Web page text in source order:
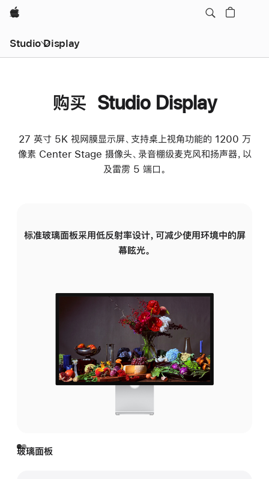
Apple
Studio Display
购买 Studio Display
27 英寸 5K 视网膜显示屏、支持桌上视角功能的 1200 万
像素 Center Stage 摄像头、录音棚级麦克风和扬声器，以
及雷雳 5 端口。
标准玻璃面板采用低反射率设计，可减少使用环境中的屏
幕眩光。
玻璃面板